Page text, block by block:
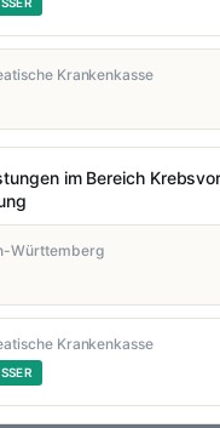
Krankenkasse
im Bereich
Württemberg
Krankenkasse